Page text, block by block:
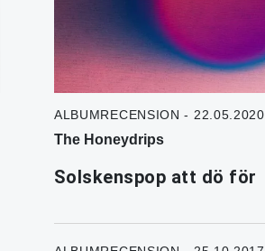
ALBUMRECENSION - 22.05.2020
The Honeydrips
Solskenspop att dö för